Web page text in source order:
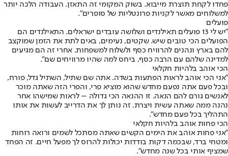
פחדו לקחת תוצרת מייבוא. בשוק המקומי זה התאזן. העבודה הלכה יותר
למשלוחים מאשר לקניות פרונטליות של סופרים".
פועלים
"יש לי 13 פועלים תאילנדים ושלושה עובדים ישראלים. התאילנדים הם
הפועלים הכי טובים שיש. שקטים, נעימים, באים לתת את הזמן שמוקצב
להם בארץ ונהנים להרוויח כסף ולשלוח למשפחות. אחרי זה הם מגיעים
למדינה שלהם עם הרבה כסף, ביחס למה שהיו מרוויחים שם".
הכי אוהב בלהיות חקלאי
"אני הכי אוהב לראות הפתעות בשדה. אתה שם שתיל, השתיל גדל, פורח,
ובכל פעם אתה נפעם מחדש שהוא מוציא פרי, והפרי הזה שאתה מוכר
לאנשים גורם להם הנאה. זו ההנאה הכי גדולה – לראות שמישהו אחר
נהנה ממה שאתה עשית ויצרת. זה נותן לך את הדרייב לעשות את אותו
התהליך בכל פעם מחדש".
הכי פחות אוהב בלהיות חקלאי
"אני פחות אוהב את הימים הקשים שאתה מסתכל לשמים ורואה רוחות
ומטחי ברד, שבכמה דקות בודדות יכולות להרוס לך מפעל חיים. זה הפחד
שמציף אותי בכל שנה מחדש".